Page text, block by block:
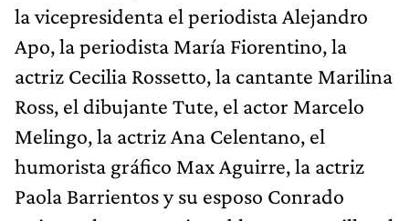
la vicepresidenta el periodista Alejandro
Apo, la periodista María Fiorentino, la
actriz Cecilia Rossetto, la cantante Marilina
Ross, el dibujante Tute, el actor Marcelo
Melingo, la actriz Ana Celentano, el
humorista gráfico Max Aguirre, la actriz
Paola Barrientos y su esposo Conrado